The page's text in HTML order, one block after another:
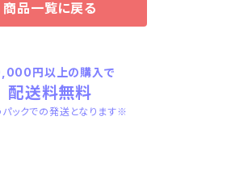
商品一覧に戻る
円以上の購入で
配送料無料
ックでの発送となります※